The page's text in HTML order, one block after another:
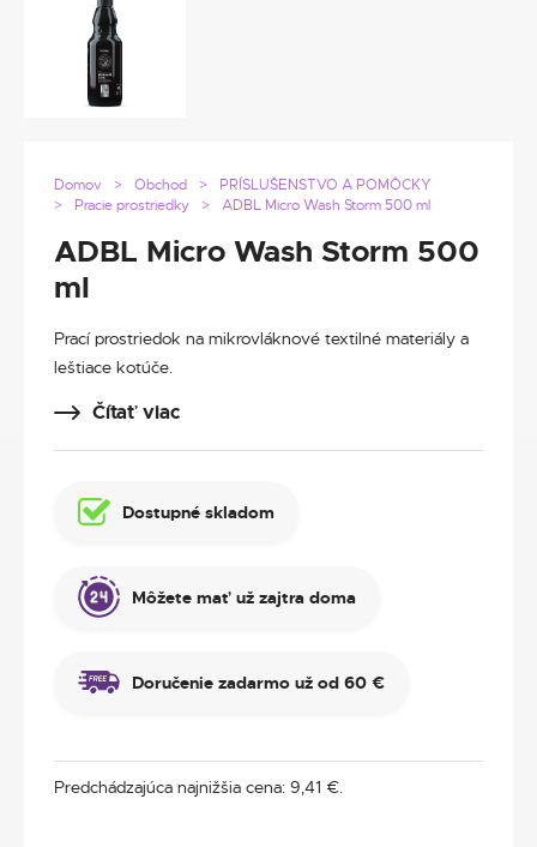
Domov Obchod
PRÍSLUŠENSTVO A POMÔCKY
Pracie prostriedky
ADBL Micro Wash Storm 500 ml
ADBL Micro Wash Storm 500
ml
Prací prostriedok na mikrovláknové textilné materiály a
leštiace kotúče.
Čítať viac
Dostupné skladom
Môžete mať už zajtra doma
Doručenie zadarmo už od 60 €
Predchádzajúca najnižšia cena: 9,41 €.